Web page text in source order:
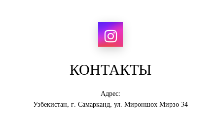
КОНТАКТЫ
Адрес:
Узбекистан, г. Самарканд, ул. Мироншох Мирзо 34